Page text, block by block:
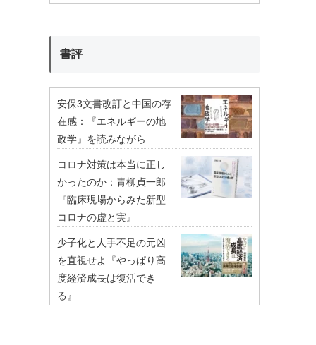
書評
安保3文書改訂と中国の存
在感：『エネルギーの地
政学』を読みながら
コロナ対策は本当に正し
かったのか：青柳貞一郎
『臨床現場からみた新型
コロナの虚と実』
少子化と人手不足の元凶
を直視せよ『やっぱり高
度経済成長は復活でき
る』